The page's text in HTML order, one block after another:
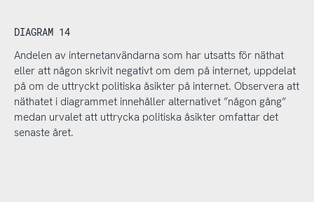
DIAGRAM 14
Andelen av internetanvändarna som har utsatts för näthat
eller att någon skrivit negativt om dem på internet, uppdelat
på om de uttryckt politiska åsikter på internet. Observera att
näthatet i diagrammet innehåller alternativet ”någon gång”
medan urvalet att uttrycka politiska åsikter omfattar det
senaste året.